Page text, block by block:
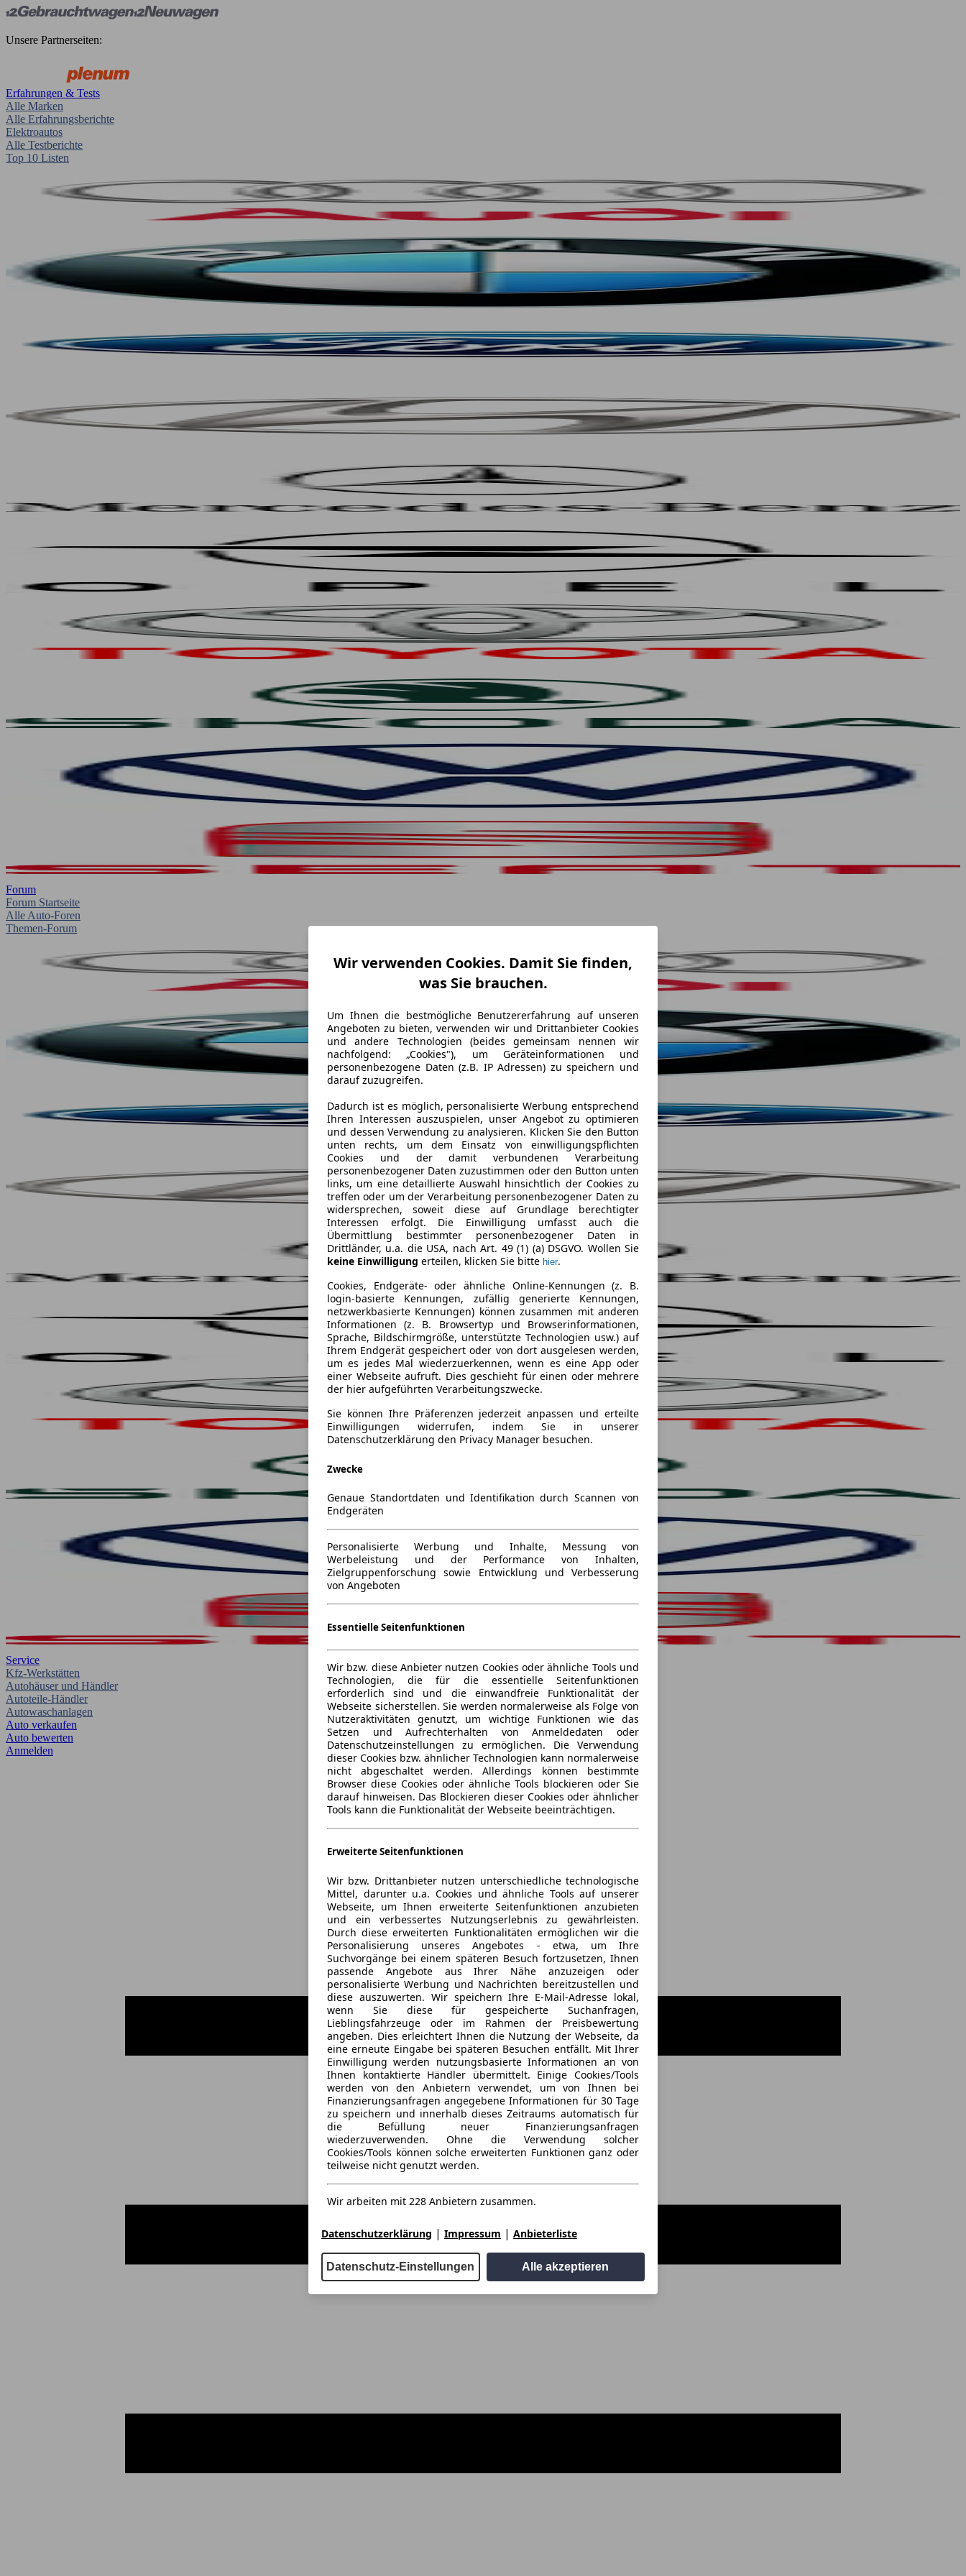
Unsere Partnerseiten:
Erfahrungen & Tests
Alle Marken
Alle Erfahrungsberichte
Elektroautos
Alle Testberichte
Top 10 Listen
Forum
Forum Startseite
Alle Auto-Foren
Themen-Forum
Service
Kfz-Werkstätten
Autohäuser und Händler
Autoteile-Händler
Autowaschanlagen
Auto verkaufen
Auto bewerten
Anmelden
Wir verwenden Cookies. Damit Sie finden,
was Sie brauchen.
Um Ihnen die bestmögliche Benutzererfahrung auf unseren
Angeboten zu bieten, verwenden wir und Drittanbieter Cookies
und andere Technologien (beides gemeinsam nennen wir
nachfolgend: „Cookies"), um Geräteinformationen und
personenbezogene Daten (z.B. IP Adressen) zu speichern und
darauf zuzugreifen.
Dadurch ist es möglich, personalisierte Werbung entsprechend
Ihren Interessen auszuspielen, unser Angebot zu optimieren
und dessen Verwendung zu analysieren. Klicken Sie den Button
unten rechts, um dem Einsatz von einwilligungspflichten
Cookies und der damit verbundenen Verarbeitung
personenbezogener Daten zuzustimmen oder den Button unten
links, um eine detaillierte Auswahl hinsichtlich der Cookies zu
treffen oder um der Verarbeitung personenbezogener Daten zu
widersprechen, soweit diese auf Grundlage berechtigter
Interessen erfolgt. Die Einwilligung umfasst auch die
Übermittlung bestimmter personenbezogener Daten in
Drittländer, u.a. die USA, nach Art. 49 (1) (a) DSGVO. Wollen Sie
keine Einwilligung erteilen, klicken Sie bitte hier.
Cookies, Endgeräte- oder ähnliche Online-Kennungen (z. B.
login-basierte Kennungen, zufällig generierte Kennungen,
netzwerkbasierte Kennungen) können zusammen mit anderen
Informationen (z. B. Browsertyp und Browserinformationen,
Sprache, Bildschirmgröße, unterstützte Technologien usw.) auf
Ihrem Endgerät gespeichert oder von dort ausgelesen werden,
um es jedes Mal wiederzuerkennen, wenn es eine App oder
einer Webseite aufruft. Dies geschieht für einen oder mehrere
der hier aufgeführten Verarbeitungszwecke.
Sie können Ihre Präferenzen jederzeit anpassen und erteilte
Einwilligungen widerrufen, indem Sie in unserer
Datenschutzerklärung den Privacy Manager besuchen.
Zwecke
Genaue Standortdaten und Identifikation durch Scannen von
Endgeräten
Personalisierte Werbung und Inhalte, Messung von
Werbeleistung und der Performance von Inhalten,
Zielgruppenforschung sowie Entwicklung und Verbesserung
von Angeboten
Essentielle Seitenfunktionen
Wir bzw. diese Anbieter nutzen Cookies oder ähnliche Tools und
Technologien, die für die essentielle Seitenfunktionen
erforderlich sind und die einwandfreie Funktionalität der
Webseite sicherstellen. Sie werden normalerweise als Folge von
Nutzeraktivitäten genutzt, um wichtige Funktionen wie das
Setzen und Aufrechterhalten von Anmeldedaten oder
Datenschutzeinstellungen zu ermöglichen. Die Verwendung
dieser Cookies bzw. ähnlicher Technologien kann normalerweise
nicht abgeschaltet werden. Allerdings können bestimmte
Browser diese Cookies oder ähnliche Tools blockieren oder Sie
darauf hinweisen. Das Blockieren dieser Cookies oder ähnlicher
Tools kann die Funktionalität der Webseite beeinträchtigen.
Erweiterte Seitenfunktionen
Wir bzw. Drittanbieter nutzen unterschiedliche technologische
Mittel, darunter u.a. Cookies und ähnliche Tools auf unserer
Webseite, um Ihnen erweiterte Seitenfunktionen anzubieten
und ein verbessertes Nutzungserlebnis zu gewährleisten.
Durch diese erweiterten Funktionalitäten ermöglichen wir die
Personalisierung unseres Angebotes - etwa, um Ihre
Suchvorgänge bei einem späteren Besuch fortzusetzen, Ihnen
passende Angebote aus Ihrer Nähe anzuzeigen oder
personalisierte Werbung und Nachrichten bereitzustellen und
diese auszuwerten. Wir speichern Ihre E-Mail-Adresse lokal,
wenn Sie diese für gespeicherte Suchanfragen,
Lieblingsfahrzeuge oder im Rahmen der Preisbewertung
angeben. Dies erleichtert Ihnen die Nutzung der Webseite, da
eine erneute Eingabe bei späteren Besuchen entfällt. Mit Ihrer
Einwilligung werden nutzungsbasierte Informationen an von
Ihnen kontaktierte Händler übermittelt. Einige Cookies/Tools
werden von den Anbietern verwendet, um von Ihnen bei
Finanzierungsanfragen angegebene Informationen für 30 Tage
zu speichern und innerhalb dieses Zeitraums automatisch für
die Befüllung neuer Finanzierungsanfragen
wiederzuverwenden. Ohne die Verwendung solcher
Cookies/Tools können solche erweiterten Funktionen ganz oder
teilweise nicht genutzt werden.
Wir arbeiten mit 228 Anbietern zusammen.
Datenschutzerklärung | Impressum | Anbieterliste
Datenschutz-Einstellungen Alle akzeptieren